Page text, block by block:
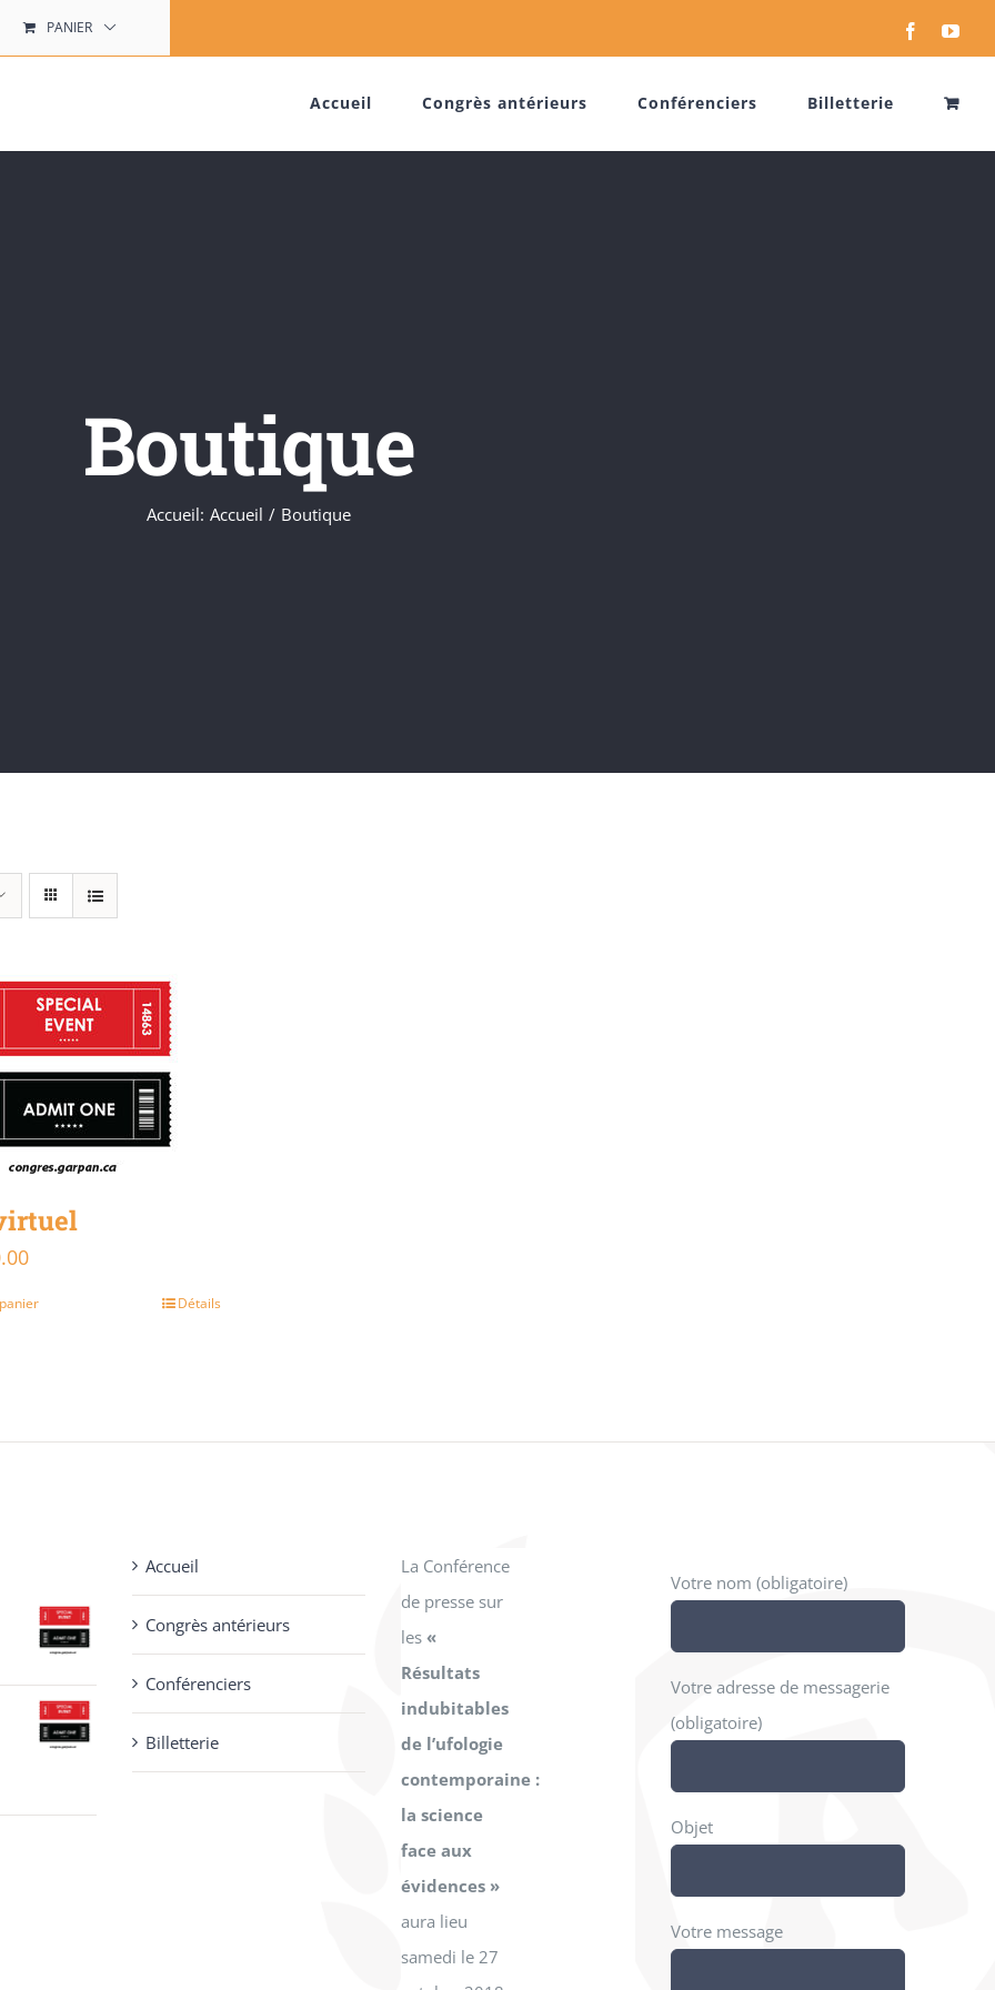
PANIER Facebook
Accueil Congrès antérieurs Conférenciers Billetterie
Boutique
Accueil: Accueil / Boutique
Le
Détails
Accueil
Congrès antérieurs
Conférenciers
Billetterie
La Conférence
de presse sur
les«
Résultats
indubitables
de l’ufologie
contemporaine :
la science
face aux
évidences »
aura lieu
samedi le 27
Votre nom (obligatoire)
Votre adresse de messagerie
(obligatoire)
Objet
Votre message